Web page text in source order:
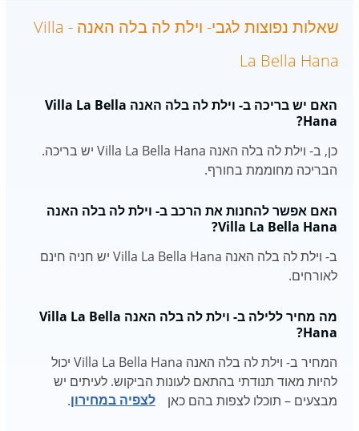
שאלות נפוצות לגבי- וילת לה בלה האנה - Villa
La Bella Hana
האם יש בריכה ב- וילת לה בלה האנה Villa La Bella
Hana?
כן, ב- וילת לה בלה האנה Villa La Bella Hana יש בריכה.
הבריכה מחוממת בחורף.
האם אפשר להחנות את הרכב ב- וילת לה בלה האנה
Villa La Bella Hana?
ב- וילת לה בלה האנה Villa La Bella Hana יש חניה חינם
לאורחים.
מה מחיר ללילה ב- וילת לה בלה האנה Villa La Bella
Hana?
המחיר ב- וילת לה בלה האנה Villa La Bella Hana יכול
להיות מאוד תנודתי בהתאם לעונות הביקוש. לעיתים יש
מבצעים – תוכלו לצפות בהם כאן
לצפיה במחירון.